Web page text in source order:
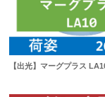
【出光】マーグプラス